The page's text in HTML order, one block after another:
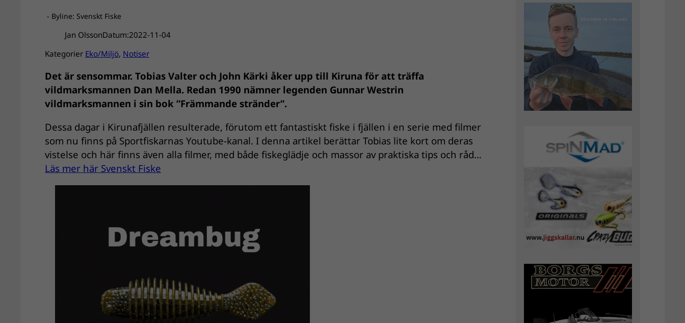
- Byline: Svenskt Fiske
Jan OlssonDatum:2022-11-04
Kategorier Eko/Miljö, Notiser
Det är sensommar. Tobias Valter och John Kärki åker upp till Kiruna för att träffa
vildmarksmannen Dan Mella. Redan 1990 nämner legenden Gunnar Westrin
vildmarksmannen i sin bok ”Främmande stränder”.
Dessa dagar i Kirunafjällen resulterade, förutom ett fantastiskt fiske i fjällen i en serie med filmer
som nu finns på Sportfiskarnas Youtube-kanal. I denna artikel berättar Tobias lite kort om deras
vistelse och här finns även alla filmer, med både fiskeglädje och massor av praktiska tips och råd…
Läs mer här Svenskt Fiske